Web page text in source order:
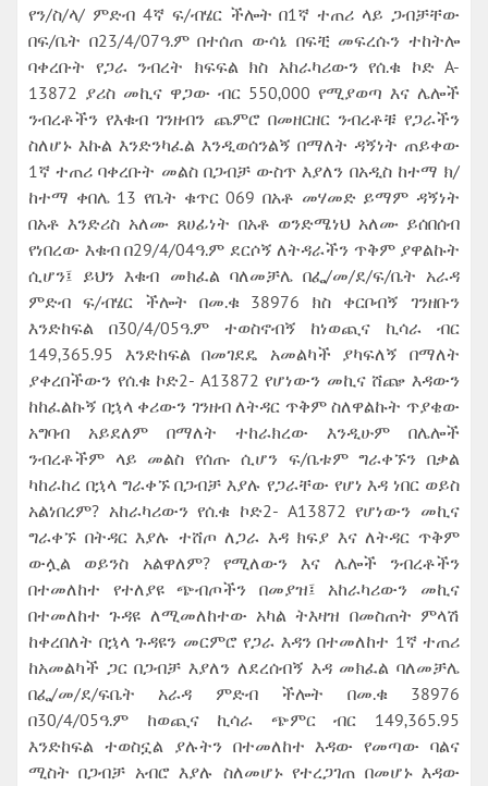
የን/ስ/ላ/ ምድብ 4ኛ ፍ/ብሄር ችሎት በ1ኛ ተጠሪ ላይ ጋብቻቸው
በፍ/ቤት በ23/4/07ዓ.ም በተሰጠ ውሳኔ በፍቺ መፍረሱን ተከትሎ
ባቀረቡት የጋራ ንብረት ክፍፍል ክስ አከራካሪውን የሰ.ቁ ኮድ A-
13872 ያሪስ መኪና ዋጋው ብር 550‚000 የሚያወጣ እና ሌሎች
ንብረቶችን የእቁብ ገንዘብን ጨምሮ በመዘርዘር ንብረቶቹ የጋራችን
ስለሆኑ እኩል እንድንካፈል እንዲወሰንልኝ በማለት ዳኝነት ጠይቀው
1ኛ ተጠሪ ባቀረቡት መልስ በጋብቻ ውስጥ እያለን በአዲስ ከተማ ክ/
ከተማ ቀበሌ 13 የቤት ቁጥር 069 በአቶ መሃመድ ይማም ዳኝነት
በአቶ እንድሪስ አለሙ ጸሀፊነት በአቶ ወንድሜነህ አለሙ ይሰበሰብ
የነበረው እቁብ በ29/4/04ዓ.ም ደርሶኝ ለትዳራችን ጥቅም ያዋልኩት
ሲሆን፤ ይህን እቁብ መክፈል ባለመቻሌ በፌ/መ/ደ/ፍ/ቤት አራዳ
ምድብ ፍ/ብሄር ችሎት በመ.ቁ 38976 ክስ ቀርቦብኝ ገንዘቡን
እንድከፍል በ30/4/05ዓ.ም ተወስኖብኝ ከነወጪና ኪሳራ ብር
149‚365.95 እንድከፍል በመገደዴ አመልካች ያካፍለኝ በማለት
ያቀረበችውን የሰ.ቁ ኮድ2- A13872 የሆነውን መኪና ሸጬ እዳውን
ከከፈልኩኝ በኋላ ቀሪውን ገንዘብ ለትዳር ጥቅም ስለዋልኩት ጥያቄው
አግባብ አይደለም በማለት ተከራክረው እንዲሁም በሌሎች
ንብረቶችም ላይ መልስ የሰጡ ሲሆን ፍ/ቤቱም ግራቀኙን በቃል
ካከራከረ በኋላ ግራቀኙ በጋብቻ እያሉ የጋራቸው የሆነ እዳ ነበር ወይስ
አልነበረም? አከራካሪውን የሰ.ቁ ኮድ2- A13872 የሆነውን መኪና
ግራቀኙ በትዳር እያሉ ተሸጦ ለጋራ እዳ ክፍያ እና ለትዳር ጥቅም
ውሏል ወይንስ አልዋለም? የሚለውን እና ሌሎች ንብረቶችን
በተመለከተ የተለያዩ ጭብጦችን በመያዝ፤ አከራካሪውን መኪና
በተመለከተ ጉዳዩ ለሚመለከተው አካል ትእዛዝ በመስጠት ምላሽ
ከቀረበለት በኋላ ጉዳዩን መርምሮ የጋራ እዳን በተመለከተ 1ኛ ተጠሪ
ከአመልካች ጋር በጋብቻ እያለን ለደረሰብኝ እዳ መክፈል ባለመቻሌ
በፌ/መ/ደ/ፍቤት አራዳ ምድብ ችሎት በመ.ቁ 38976
በ30/4/05ዓ.ም ከወጪና ኪሳራ ጭምር ብር 149‚365.95
እንድከፍል ተወስኗል ያሉትን በተመለከተ እዳው የመጣው ባልና
ሚስት በጋብቻ አብሮ እያሉ ስለመሆኑ የተረጋገጠ በመሆኑ እዳው